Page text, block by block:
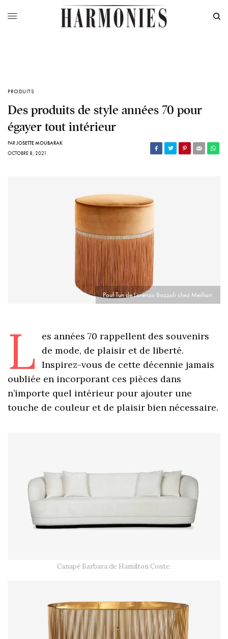
PRODUITS
Des produits de style années 70 pour
égayer tout intérieur
PARJOSETTE MOUBARAK
OCTOBRE 8, 2021
Pouf Tun de Lorenza Bozzoli chez Meillart.
L
es années 70 rappellent des souvenirs
de mode, de plaisir et de liberté.
Inspirez-vous de cette décennie jamais
oubliée en incorporant ces pièces dans
n’importe quel intérieur pour ajouter une
touche de couleur et de plaisir bien nécessaire.
Canapé Barbara de Hamilton Conte.